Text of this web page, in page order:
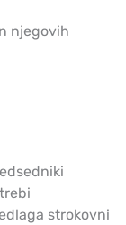
njegovih
strokovni